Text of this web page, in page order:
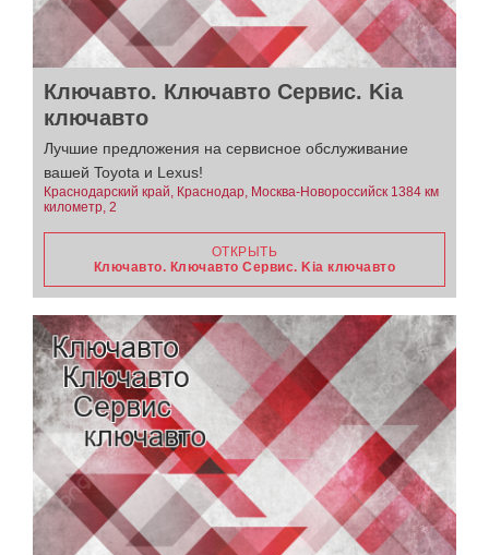
Ключавто. Ключавто Сервис. Kia
ключавто
Лучшие предложения на сервисное обслуживание
вашей Toyota и Lexus!
Краснодарский край, Краснодар, Москва-Новороссийск 1384 км
километр, 2
ОТКРЫТЬ
Ключавто. Ключавто Сервис. Kia ключавто